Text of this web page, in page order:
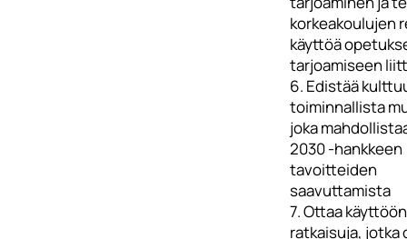
korkeakoulujen
käyttöä
tarjoamiseen
6. Edistää
toiminnallista
joka
2030 -hankkeen
tavoitteiden
saavuttamista
7. Ottaa
ratkaisuja, jotka